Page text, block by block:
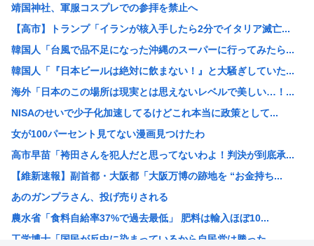
【悲報】牛丼屋の吉野家さん遂に越えてはいけない壁を越えて...
商業施設でいきなり”ラリアット”面識ない女子中学生の顎を...
SNSで知り合った15歳少女に酒飲ませレ●プした54歳男...
15歳少女に酒と薬飲ませ性的暴行か 54歳のイケメン逮捕
おぎやはぎ嘆く パーカー、ハーフパンツに続きボディーバッ...
総務省「6月の消費支出が激減したのは日曜日が去年より1日...
【衝撃】マツコ、バスタオルを「まあ、1週間…」使うと告白
【悲報】ワンピースの原作者、尾田栄一郎先生51歳「あ、切...
【悲報】韓国サッカー協会に性接待疑惑、「Jリーグの審判を...
【朗報】甲子園のカメラマン、チアのナマ腋を舐めるように映...
【画像】最新ドラマで吉川愛が縛られるシーン、クッソシコい...
靖国神社、軍服コスプレでの参拝を禁止へ
【高市】トランプ「イランが核入手したら2分でイタリア滅亡...
韓国人「台風で品不足になった沖縄のスーパーに行ってみたら...
韓国人「『日本ビールは絶対に飲まない！』と大騒ぎしていた...
海外「日本のこの場所は現実とは思えないレベルで美しい…！...
NISAのせいで少子化加速してるけどこれ本当に政策として...
女が100パーセント見てない漫画見つけたわ
高市早苗「袴田さんを犯人だと思ってないわよ！判決が到底承...
【維新速報】副首都・大阪都「大阪万博の跡地を “お金持ち...
あのガンプラさん、投げ売りされる
農水省「食料自給率37%で過去最低」 肥料は輸入ほぼ10...
工学博士「国民が反中に染まっているから自民党は勝った